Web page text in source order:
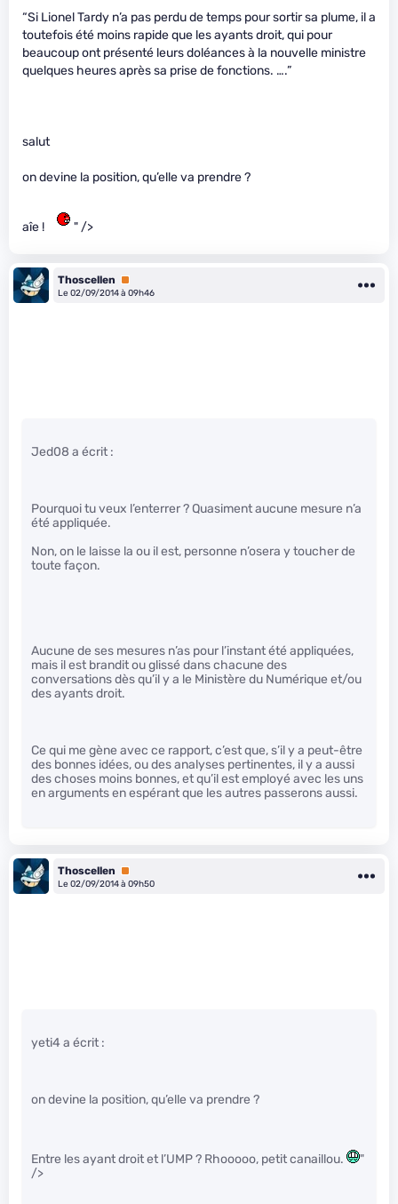
“Si Lionel Tardy n’a pas perdu de temps pour sortir sa plume, il a
toutefois été moins rapide que les ayants droit, qui pour
beaucoup ont présenté leurs doléances à la nouvelle ministre
quelques heures après sa prise de fonctions. ….”
salut
on devine la position, qu’elle va prendre ?
aîe ! " />
Thoscellen
Premium
Le 02/09/2014 à 09h46
Jed08 a écrit :
Pourquoi tu veux l’enterrer ? Quasiment aucune mesure n’a
été appliquée.
Non, on le laisse la ou il est, personne n’osera y toucher de
toute façon.
Aucune de ses mesures n’as pour l’instant été appliquées,
mais il est brandit ou glissé dans chacune des
conversations dès qu’il y a le Ministère du Numérique et/ou
des ayants droit.
Ce qui me gène avec ce rapport, c’est que, s’il y a peut-être
des bonnes idées, ou des analyses pertinentes, il y a aussi
des choses moins bonnes, et qu’il est employé avec les uns
en arguments en espérant que les autres passerons aussi.
Thoscellen
Premium
Le 02/09/2014 à 09h50
yeti4 a écrit :
on devine la position, qu’elle va prendre ?
Entre les ayant droit et l’UMP ? Rhooooo, petit canaillou.
"
/>